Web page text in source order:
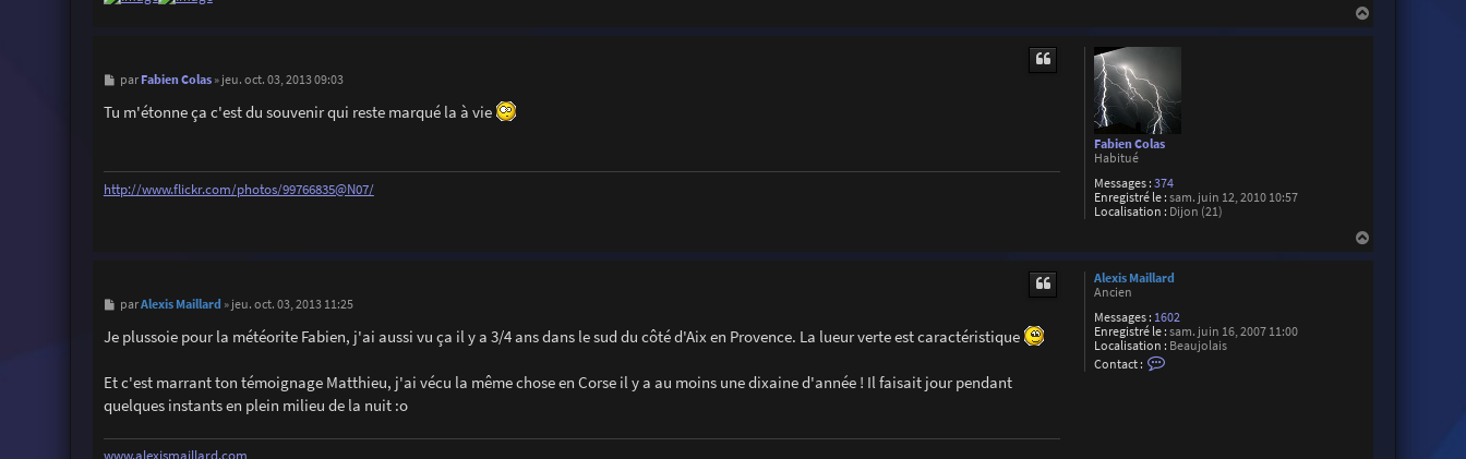
Fabien Colas
Habitué
Messages : 374
Enregistré le : sam. juin 12, 2010 10:57
Localisation : Dijon (21)
M
s
s
par Fabien Colas» jeu. oct. 03, 2013 09:03
Tu m'étonne ça c'est du souvenir qui reste marqué la à vie
http://www.flickr.com/photos/99766835@N07/
Alexis Maillard
Ancien
Messages : 1602
Enregistré le : sam. juin 16, 2007 11:00
Localisation : Beaujolais
Contact :
M
s
s
e
parAlexis Maillard » jeu. oct. 03, 2013 11:25
Je plussoie pour la météorite Fabien, j'ai aussi vu ça il y a 3/4 ans dans le sud du côté d'Aix en Provence. La lueur verte est caractéristique
Et c'est marrant ton témoignage Matthieu, j'ai vécu la même chose en Corse il y a au moins une dixaine d'année ! Il faisait jour pendant
quelques instants en plein milieu de la nuit :o